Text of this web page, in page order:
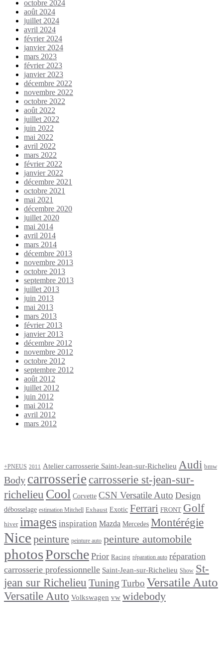
octobre 2024
août 2024
juillet 2024
avril 2024
février 2024
janvier 2024
mars 2023
février 2023
janvier 2023
décembre 2022
novembre 2022
octobre 2022
août 2022
juillet 2022
juin 2022
mai 2022
avril 2022
mars 2022
février 2022
janvier 2022
décembre 2021
octobre 2021
mai 2021
décembre 2020
juillet 2020
mai 2014
avril 2014
mars 2014
décembre 2013
novembre 2013
octobre 2013
septembre 2013
juillet 2013
juin 2013
mai 2013
mars 2013
février 2013
janvier 2013
décembre 2012
novembre 2012
octobre 2012
septembre 2012
août 2012
juillet 2012
juin 2012
mai 2012
avril 2012
mars 2012
+PNEUS 2011 Atelier carrosserie Saint-Jean-sur-Richelieu Audi bmw
Body carrosserie carrosserie st-jean-sur-
richelieu Cool Corvette CSN Versatile Auto Design
débosselage estimation Mitchell Exhaust Exotic Ferrari FRONT Golf
hiver images inspiration Mazda Mercedes Montérégie
Nice peinture peinture auto peinture automobile
photosPorsche Prior Racing réparation auto réparation
carrosserie professionnelle Saint-Jean-sur-Richelieu Show St-
jean sur Richelieu Tuning Turbo Versatile Auto
Versatile Auto Volkswagen vw widebody